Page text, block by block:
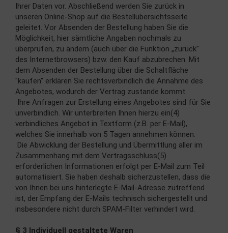
Ihrer Daten vor. Abschließend werden Sie zurück in
unseren Online-Shop auf die Bestellübersichtsseite
geleitet. Vor Absenden der Bestellung haben Sie die
Möglichkeit, hier sämtliche Angaben nochmals zu
überprüfen, zu ändern (auch über die Funktion „zurück"
des Internetbrowsers) bzw. den Kauf abzubrechen. Mit
dem Absenden der Bestellung über die Schaltfläche
"kaufen" erklären Sie rechtsverbindlich die Annahme des
Angebotes, wodurch der Vertrag zustande kommt.
Ihre Anfragen zur Erstellung eines Angebotes sind für Sie
unverbindlich. Wir unterbreiten Ihnen hierzu ein(4)
verbindliches Angebot in Textform (z.B. per E-Mail),
welches Sie innerhalb von 5 Tagen annehmen können.
Die Abwicklung der Bestellung und Übermittlung aller im
Zusammenhang mit dem Vertragsschluss(5)
erforderlichen Informationen erfolgt per E-Mail zum Teil
automatisiert. Sie haben deshalb sicherzustellen, dass die
von Ihnen bei uns hinterlegte E-Mail-Adresse zutreffend
ist, der Empfang der E-Mails technisch sichergestellt und
insbesondere nicht durch SPAM-Filter verhindert wird.
§ 3 Individuell gestaltete Waren